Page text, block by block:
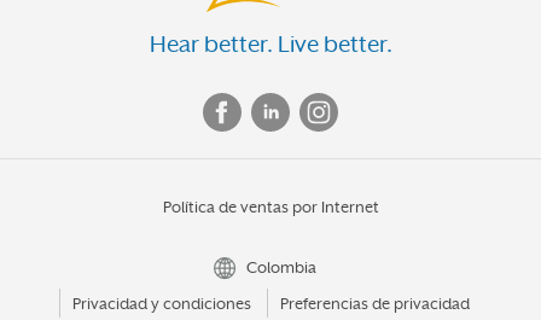
Hear better. Live better.
Política de ventas por Internet
Colombia
Privacidad y condiciones
Preferencias de privacidad